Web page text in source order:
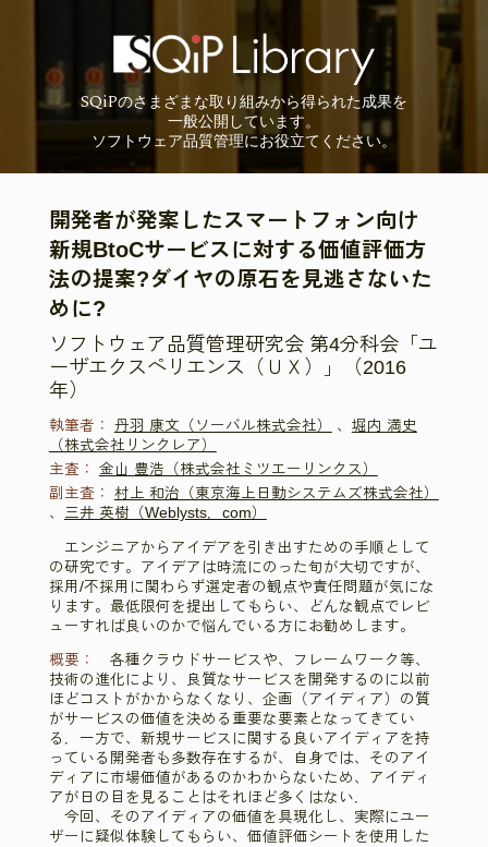
SQiPのさまざまな取り組みから得られた成果を
一般公開しています。
ソフトウェア品質管理にお役立てください。
開発者が発案したスマートフォン向け
新規BtoCサービスに対する価値評価方
法の提案?ダイヤの原石を見逃さないた
めに?
ソフトウェア品質管理研究会 第4分科会「ユ
ーザエクスペリエンス（ＵＸ）」（2016
年）
執筆者： 丹羽 康文（ソーバル株式会社） 、 堀内 満史
（株式会社リンクレア）
主査：
金山 豊浩（株式会社ミツエーリンクス）
副主査：
村上 和治（東京海上日動システムズ株式会社）
、 三井 英樹（Weblysts．com）
エンジニアからアイデアを引き出すための手順として
の研究です。アイデアは時流にのった旬が大切ですが、
採用/不採用に関わらず選定者の観点や責任問題が気にな
ります。最低限何を提出してもらい、どんな観点でレビ
ューすれば良いのかで悩んでいる方にお勧めします。
概要：
各種クラウドサービスや、フレームワーク等、
技術の進化により、良質なサービスを開発するのに以前
ほどコストがかからなくなり、企画（アイディア）の質
がサービスの価値を決める重要な要素となってきてい
る．一方で、新規サービスに関する良いアイディアを持
っている開発者も多数存在するが、自身では、そのアイ
ディアに市場価値があるのかわからないため、アイディ
アが日の目を見ることはそれほど多くはない．
今回、そのアイディアの価値を具現化し、実際にユー
ザーに疑似体験してもらい、価値評価シートを使用した